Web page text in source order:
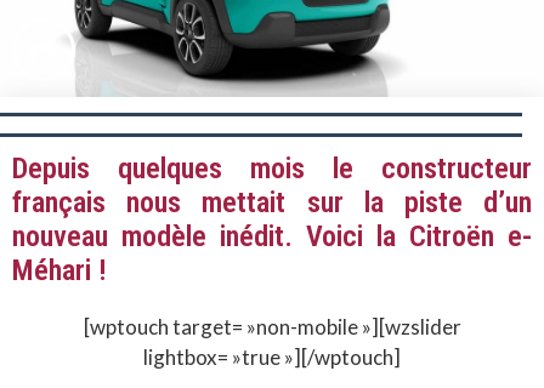
Depuis quelques mois le constructeur
français nous mettait sur la piste d’un
nouveau modèle inédit. Voici la Citroën e-
Méhari !
[wptouch target= »non-mobile »][wzslider
lightbox= »true »][/wptouch]